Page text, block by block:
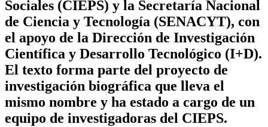
Sociales (CIEPS) y la Secretaría Nacional
de Ciencia y Tecnología (SENACYT), con
el apoyo de la Dirección de Investigación
Científica y Desarrollo Tecnológico (I+D).
El texto forma parte del proyecto de
investigación biográfica que lleva el
mismo nombre y ha estado a cargo de un
equipo de investigadoras del CIEPS.